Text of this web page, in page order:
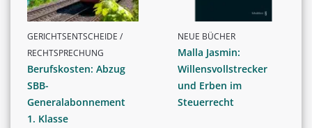
GERICHTSENTSCHEIDE /
RECHTSPRECHUNG
Berufskosten: Abzug
SBB-
Generalabonnement
1. Klasse
NEUE BÜCHER
Malla Jasmin:
Willensvollstrecker
und Erben im
Steuerrecht